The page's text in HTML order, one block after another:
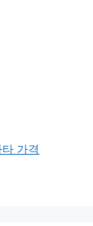
가격